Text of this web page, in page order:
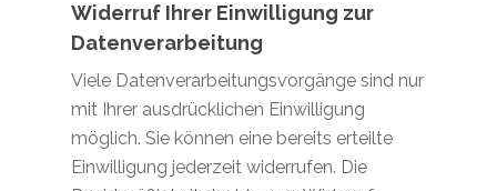
Widerruf Ihrer Einwilligung zur
Datenverarbeitung
Viele Datenverarbeitungsvorgänge sind nur
mit Ihrer ausdrücklichen Einwilligung
möglich. Sie können eine bereits erteilte
Einwilligung jederzeit widerrufen. Die